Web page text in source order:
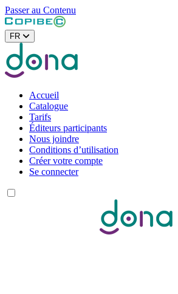
Passer au Contenu
FR
Accueil
Catalogue
Tarifs
Éditeurs participants
Nous joindre
Conditions d’utilisation
Créer votre compte
Se connecter